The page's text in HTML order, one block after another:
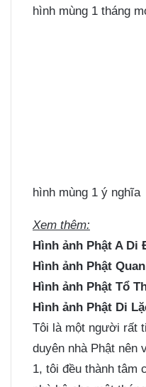
hình mùng 1 tháng
hình mùng 1 ý nghĩa
Xem thêm:
Hình ảnh Phật A Di
Hình ảnh Phật
Hình ảnh Phật Tổ
Hình ảnh Phật Di
Tôi là một người rất
duyên nhà Phật nên
1, tôi đều thành tâm